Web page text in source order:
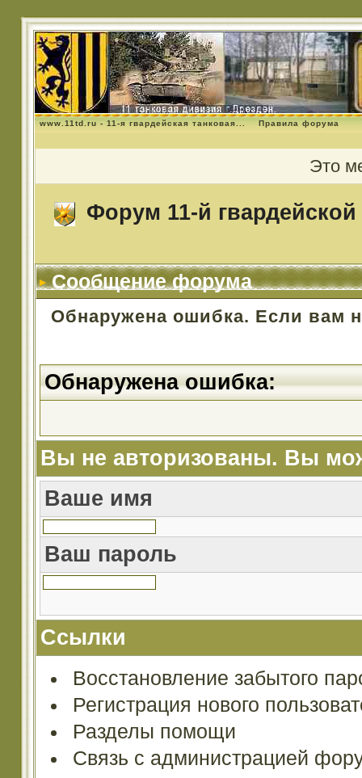
www.11td.ru - 11-я гвардейская танковая... Правила форума
Это
Форум 11-й гвардейской
Сообщение форума
Обнаружена ошибка. Если вам
Обнаружена ошибка:
Вы не авторизованы. Вы
Ваше имя
Ваш пароль
Ссылки
Восстановление забытого
Регистрация нового
Разделы помощи
Связь с администрацией